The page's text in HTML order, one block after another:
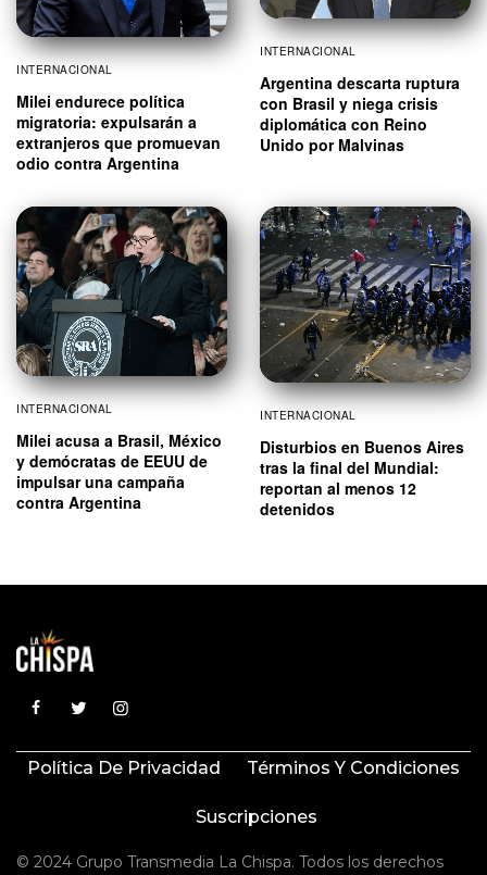
INTERNACIONAL
Milei endurece política
migratoria: expulsarán a
extranjeros que promuevan
odio contra Argentina
INTERNACIONAL
Argentina descarta ruptura
con Brasil y niega crisis
diplomática con Reino
Unido por Malvinas
INTERNACIONAL
Milei acusa a Brasil, México
y demócratas de EEUU de
impulsar una campaña
contra Argentina
INTERNACIONAL
Disturbios en Buenos Aires
tras la final del Mundial:
reportan al menos 12
detenidos
Política De Privacidad Términos Y Condiciones
Suscripciones
© 2024 Grupo Transmedia La Chispa. Todos los derechos